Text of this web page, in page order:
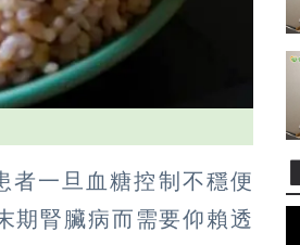
者一旦血糖控制不穩便
期腎臟病而需要仰賴透